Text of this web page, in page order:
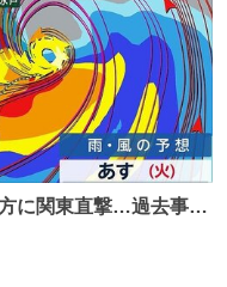
に関東直撃…過去事例